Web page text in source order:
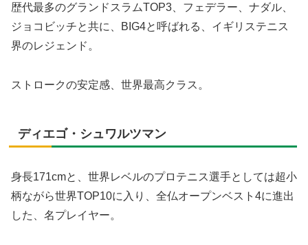
歴代最多のグランドスラムTOP3、フェデラー、ナダル、
ジョコビッチと共に、BIG4と呼ばれる、イギリステニス
界のレジェンド。
ストロークの安定感、世界最高クラス。
ディエゴ・シュワルツマン
身長171cmと、世界レベルのプロテニス選手としては超小
柄ながら世界TOP10に入り、全仏オープンベスト4に進出
した、名プレイヤー。